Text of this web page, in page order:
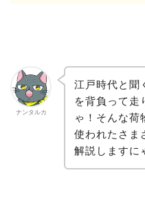
ナンタルカ
江戸時代と聞
を背負って走
ゃ！そんな荷
使われたさま
解説しますに